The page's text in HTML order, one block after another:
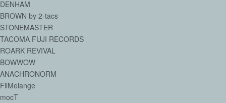
DENHAM
BROWN by 2-tacs
STONEMASTER
TACOMA FUJI RECORDS
ROARK REVIVAL
BOWWOW
ANACHRONORM
FilMelange
mocT